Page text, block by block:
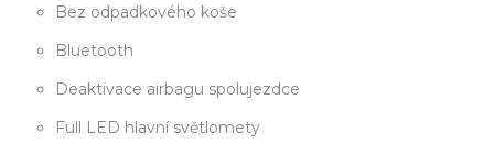
Bez odpadkového koše
Bluetooth
Deaktivace airbagu spolujezdce
Full LED hlavní světlomety